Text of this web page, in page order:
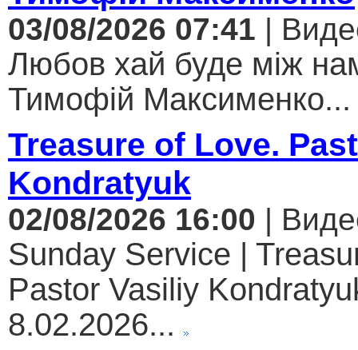
03/08/2026 07:41 |
Любов хай буде між
Тимофій Максименко...
Treasure of Love.
Kondratyuk
02/08/2026 16:00 |
Sunday Service |
Pastor Vasiliy
8.02.2026...